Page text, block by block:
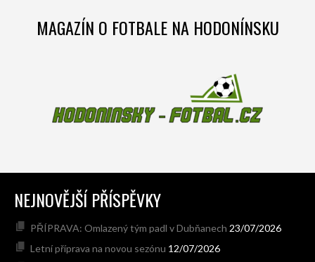
MAGAZÍN O FOTBALE NA HODONÍNSKU
NEJNOVĚJŠÍ PŘÍSPĚVKY
PŘÍPRAVA: Omlazený tým padl v Dubňanech 23/07/2026
Letní příprava na novou sezónu 12/07/2026